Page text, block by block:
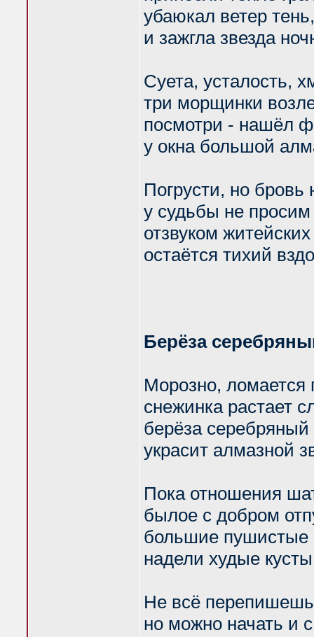
убаюкал ветер тень,
и зажгла звезда
Суета, усталость,
три морщинки
посмотри - нашёл
у окна большой
Погрусти, но бровь
у судьбы не просим
отзвуком
остаётся тихий
Берёза
Морозно, ломается
снежинка растает
берёза серебряный
украсит алмазной
Пока отношения
былое с добром
большие пушистые
надели худые
Не всё
но можно начать и